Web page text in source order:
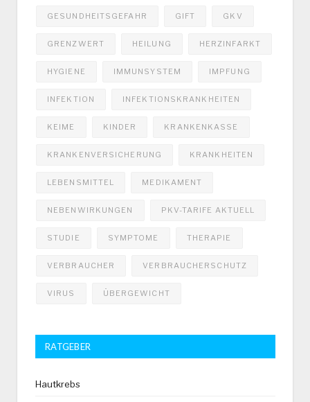
GESUNDHEITSGEFAHR GIFT GKV
GRENZWERT HEILUNG HERZINFARKT
HYGIENE IMMUNSYSTEM IMPFUNG
INFEKTION INFEKTIONSKRANKHEITEN
KEIME KINDER KRANKENKASSE
KRANKENVERSICHERUNG KRANKHEITEN
LEBENSMITTEL MEDIKAMENT
NEBENWIRKUNGEN PKV-TARIFE AKTUELL
STUDIE SYMPTOME THERAPIE
VERBRAUCHER VERBRAUCHERSCHUTZ
VIRUS ÜBERGEWICHT
RATGEBER
Hautkrebs